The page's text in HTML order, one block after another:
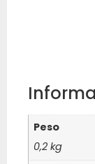
Peso
0,2 kg